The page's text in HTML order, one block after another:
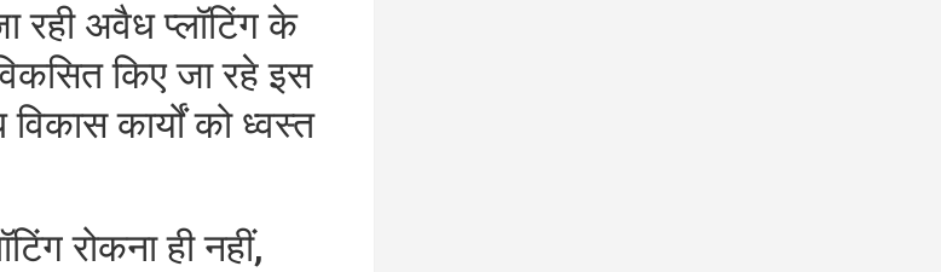
रही अवैध प्लॉटिंग के
किए जा रहे इस
कार्यों को ध्वस्त
रोकना ही नहीं,